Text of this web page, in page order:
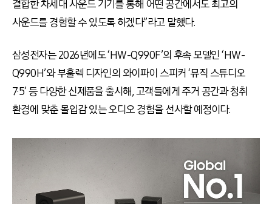
결합한 차세대 사운드 기기를 통해 어떤 공간에서도 최고의
사운드를 경험할 수 있도록 하겠다”라고 말했다.
삼성전자는 2026년에도 ‘HW-Q990F’의 후속 모델인 ‘HW-
Q990H’와 부훌렉 디자인의 와이파이 스피커 ‘뮤직 스튜디오
7·5’ 등 다양한 신제품을 출시해, 고객들에게 주거 공간과 청취
환경에 맞춘 몰입감 있는 오디오 경험을 선사할 예정이다.